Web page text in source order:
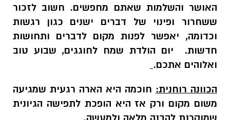
האושר והשלמות שאתם מחפשים. חשוב לזכור
ששחרור ופינוי של דברים ישנים כגון רגשות
וכדומה, יאפשר לפנות מקום לדברים ותחושות
חדשות. יום הולדת שמח לחוגגים, שבוע טוב
ואלוהים אתכם.
הכוונה רוחנית: חוכמה היא הארה רגעית שמגיעה
משום מקום ורק אז היא הופכת לתפישה הגיונית